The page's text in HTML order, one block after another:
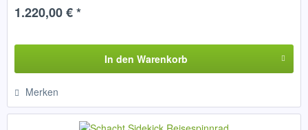
1.220,00 € *
In den Warenkorb
Merken